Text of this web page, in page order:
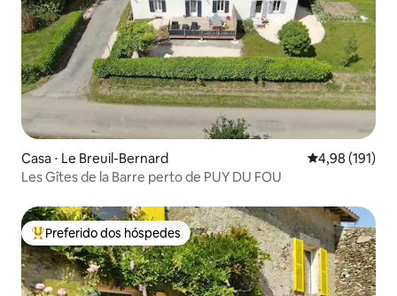
Casa ⋅ Le Breuil-Bernard 4,98 de uma
4,98 (191)
Les Gîtes de la Barre perto de PUY DU FOU
Entre os melhores preferidos dos hóspedes
Preferido dos hóspedes